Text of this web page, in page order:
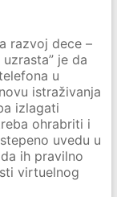
razvoj dece –
je da
u
istraživanja
izlagati
ohrabriti i
uvedu u
ih pravilno
virtuelnog